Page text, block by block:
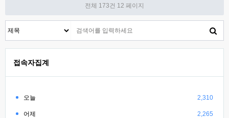
전체 173건 12 페이지
접속자집계
오늘 2,310
어제 2,265